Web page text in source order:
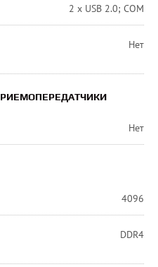
2 х USB 2.0; COM
Нет
Нет
4096
DDR4